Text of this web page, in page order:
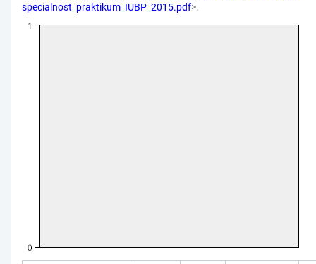
specialnost_praktikum_IUBP_2015.pdf>.